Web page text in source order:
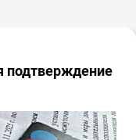
подтверждение